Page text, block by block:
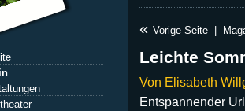
« Vorige Seite
Leichte
Von Elisabeth
Entspannender